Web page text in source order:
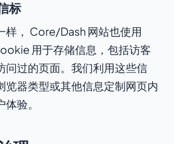
标
样， Core/Dash 网站也使用
用于存储信息，包括访客
问过的页面。我们利用这些信
览器类型或其他信息定制网页内
验。